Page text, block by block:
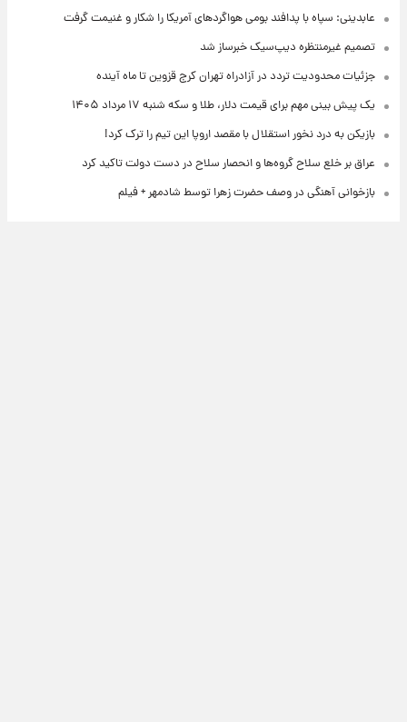
عابدینی: سپاه با پدافند بومی هواگردهای آمریکا را شکار و غنیمت گرفت
تصمیم غیرمنتظره دیپ‌سیک خبرساز شد
جزئیات محدودیت تردد در آزادراه تهران کرج قزوین تا ماه آینده
یک پیش ‌بینی مهم برای قیمت دلار، طلا و سکه شنبه ۱۷ مرداد ۱۴۰۵
بازیکن به درد نخور استقلال با مقصد اروپا این تیم را ترک کرد!
عراق بر خلع سلاح گروه‌ها و انحصار سلاح در دست دولت تاکید کرد
بازخوانی آهنگی در وصف حضرت زهرا توسط شادمهر + فیلم